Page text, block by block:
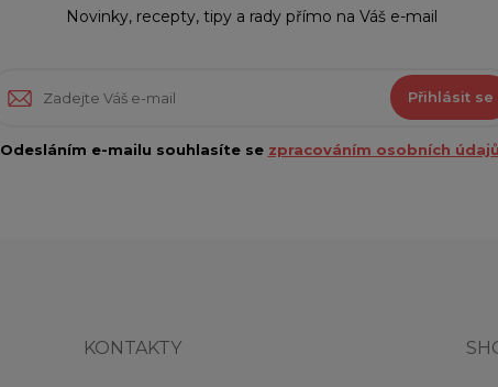
Novinky, recepty, tipy a rady přímo na Váš e-mail
Přihlásit se
Odesláním e-mailu souhlasíte se zpracováním osobních
KONTAKTY